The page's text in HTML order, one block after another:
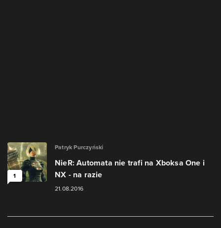
1
Patryk Purczyński
NieR: Automata nie trafi na Xboksa One i
NX - na razie
21.08.2016